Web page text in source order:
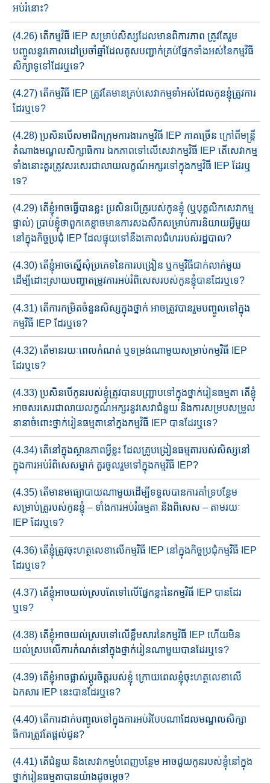
អប់រំ​នោះ?
(4.26) តើកម្មវិធី​ IEP សម្រាប់​សិស្ស​ដែលមានពិការភាព​ ត្រូវតែ​រួម
បញ្ចូល​នូវ​​គោលដៅប្រចាំឆ្នាំ​ដែលគូស​បញ្ជាក់​គ្រប់ផ្នែកទាំងអស់នៃ​កម្មវិធី​​
សិក្សា​​ទូទៅ​ដែរឬទេ?
(4.27) តើកម្មវិធី​ IEP ត្រូវតែ​មាន​គ្រប់​សេវាកម្ម​ទាំអស់ដែលកូនខ្ញុំត្រូវការ​
ដែរ​​ឬទេ?
(4.28) ប្រសិនបើសមាជិក​ក្រុមការងារកម្មវិធី​ IEP ភាគច្រើន ក្រៅពី​​មន្ត្រី​
តំណាង​មណ្ឌលសិក្សាធិការ ឯកភាព​ទៅ​លើ​សេវា​កម្មវិធី​ IEP តើ​សេវាក​ម្ម​​
ទាំងនោះ​គួរ​ត្រូវសរសេរ​ជាលាយ​លក្ខណ៍​​អក្សរ​ទៅក្នុង​កម្មវិធី​ IEP ដែរ​ឬ​
ទេ?
(4.29) តើ​ខ្ញុំអាច​ធ្វើបានខ្លះ​ ប្រសិនបើ​គ្រូរបស់កូនខ្ញុំ​ (ឬ​បុគ្គលិក​សេវាកម្ម​
ផ្ទាល់​) ប្រាប់ខ្ញុំថា​ពួកគេខ្លាច​មានការសងសឹក​សម្រាប់ការ​និយាយអ្វី​មួយ​​
នៅក្នុងកិច្ច​ប្រជុំ​ IEP ដែល​ផ្ទុយ​ទៅ​នឹង​​គោលជំហររបស់​រដ្ឋបាល?
(4.30) តើខ្ញុំអាច​ស្នើសុំ​ប្រភេទ​នៃ​ការបង្រៀន ឬ​កម្មវិធី​ជាក់​លាក់​មួយ
ដើម្បី​ដោះស្រាយ​បញ្ហា​តម្រូវការ​អប់រំពិសេស​របស់កូនខ្ញុំ​បានដែរ​ឬទេ?
(4.31) តើ​ការកម្រិត​ចំនួនសិស្ស​ក្នុងថ្នាក់ ​អាចត្រូវបាន​រួមបញ្ចូល​ទៅក្នុង​
កម្មវិធី​ IEP ដែរឬទេ?
(4.32) តើ​មាន​រយៈពេលកំណត់​ ឬ​ទម្រង់ណាមួយ​សម្រាប់​កម្មវិធី​ IEP
ដែរ​ឬទេ?
(4.33) ប្រសិនបើកូនរបស់ខ្ញុំ​ត្រូវបានបញ្ជ្រាប​ទៅក្នុង​ថ្នាក់រៀន​ធម្មតា​ តើខ្ញុំ​
អាច​សរសេរ​ជាលាយលក្ខណ៍អក្សរ​នូវ​សេវាជំនួយ និង​ការសម្រប​សម្រួ​ល​
នានា​​​ចំពោះ​ថ្នាក់រៀនធម្មតា​​នៅ​ក្នង​កម្មវិធី​ IEP បានដែរឬទេ?
(4.34) តើនៅក្នុងស្ថានភាពអ្វីខ្លះ​ ដែលគ្រូបង្រៀន​ធម្មតា​របស់​សិស្ស​​​នៅ​
ក្នុង​​ការ​​អប់រំពិសេស​ម្នាក់​ គួ​រ​ចូលរួមទៅក្នុង​កម្មវិធី​ IEP?
(4.35) តើមានមធ្យោបាយណាមួយដើម្បីទទួលបានការគាំទ្របន្ថែម
សម្រាប់គ្រូរបស់កូនខ្ញុំ – ទាំងការអប់រំធម្មតា និងពិសេស – តាមរយៈ
IEP ដែរឬទេ?
(4.36) តើ​​ខ្ញុំ​ត្រូវ​ចុះ​ហត្ថលេខា​លើកម្មវិធី IEP នៅក្នុងកិច្ចប្រជុំ​កម្មវិធី​ IEP
ដែរ​​ឬទេ?
(4.37) តើខ្ញុំ​អាច​យល់ស្រប​តែ​ទៅលើផ្នែកខ្លះ​នៃ​កម្មវិធី IEP បាន​ដែរ​
ឬទេ?
(4.38) តើខ្ញុំអាច​យល់ស្របទៅលើខ្លឹមសារ​នៃកម្មវិធី​ IEP ហើយ​មិន​
យល់​ស្រប​​លើ​ការកំណត់​នៅក្នុងថ្នាក់រៀនណាមួយ​បាន​ដែរ​ឬ​ទេ?
(4.39) តើខ្ញុំអាច​ផ្លាស់ប្តូរ​ចិត្ត​របស់ខ្ញុំ​ ក្រោយពេល​ខ្ញុំចុះ​ហត្ថលេខា​លើ​​
ឯកសា​រ​ IEP នេះ​បានដែរឬទេ?
(4.40) តើការដាក់បញ្ចូលទៅក្នុង​ការអប់រំបែប​ណាដែល​មណ្ឌល​សិក្សា​​​
ធិកា​រ​​ត្រូវតែ​ផ្តល់ជូន?
(4.41) តើ​ជំនួយ​ និងសេវាកម្មបំពេញបន្ថែម​​ អាចជួយ​​កូនរបស់ខ្ញុំ​នៅ​ក្នុង​
ថ្នាក់​រៀន​ធម្មតា​បានយ៉ាង​ដូចម្តេច?